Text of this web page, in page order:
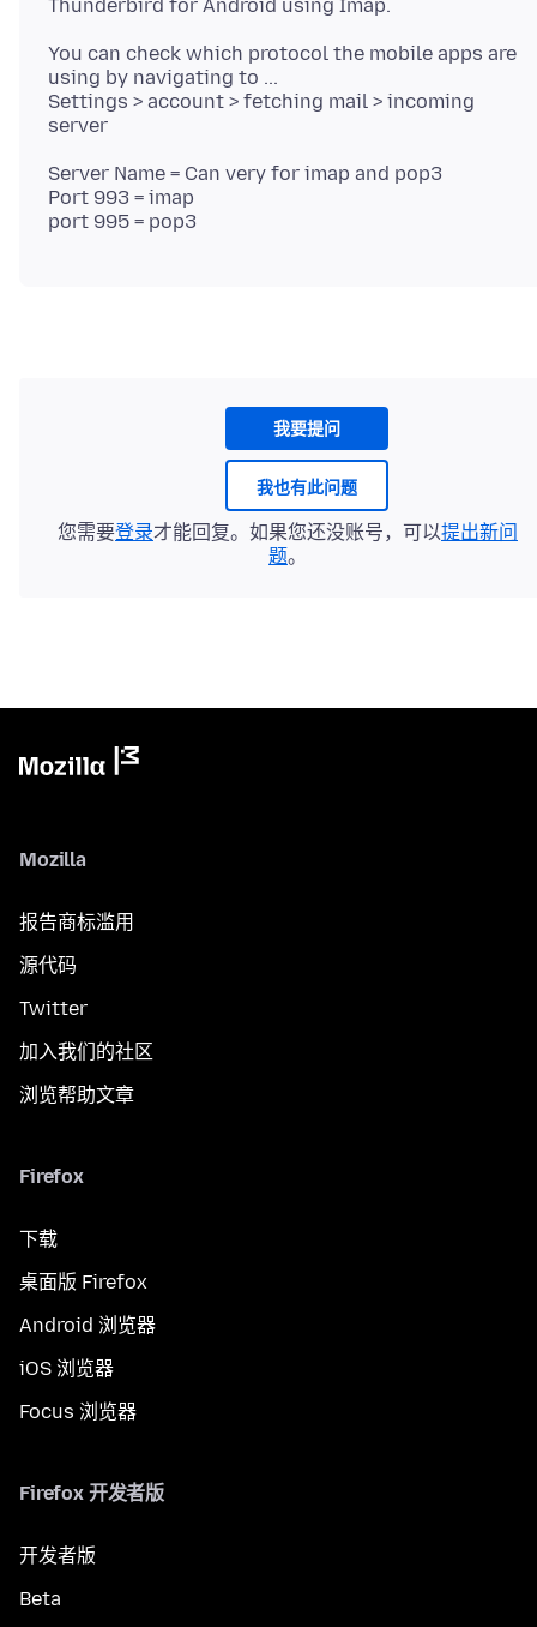
You can check which protocol the mobile apps are
using by navigating to ...
Settings > account > fetching mail > incoming
Server Name = Can very for imap and pop3
Port 993 = imap
我要提问
我也有此问题
您需要登录才能回复。如果您还没账号，可以提出新问
题。
Mozilla
报告商标滥用
源代码
Twitter
加入我们的社区
浏览帮助文章
Firefox
下载
桌面版 Firefox
Android 浏览器
iOS 浏览器
Focus 浏览器
Firefox 开发者版
开发者版
Beta